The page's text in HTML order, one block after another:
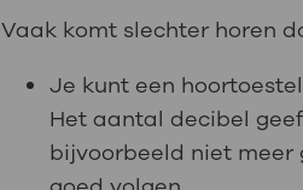
Vaak komt slechter horen
Je kunt een
Het aantal decibel
bijvoorbeeld niet meer